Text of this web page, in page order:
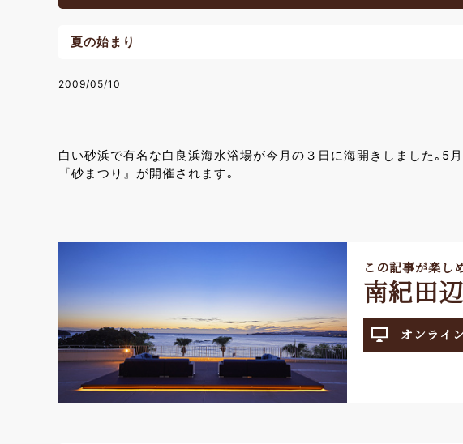
夏の始まり
2009/05/10
白い砂浜で有名な白良浜海水浴場が今月の３日に海開きしました｡5
『砂まつり』が開催されます｡
この記事が楽し
南紀田辺
オンライ